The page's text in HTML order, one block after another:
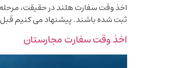
اخذ وقت سفارت هلند در حقیقت،
ثبت شده باشند. پیشنهاد می کنیم قبل
اخذ وقت سفارت مجارستان